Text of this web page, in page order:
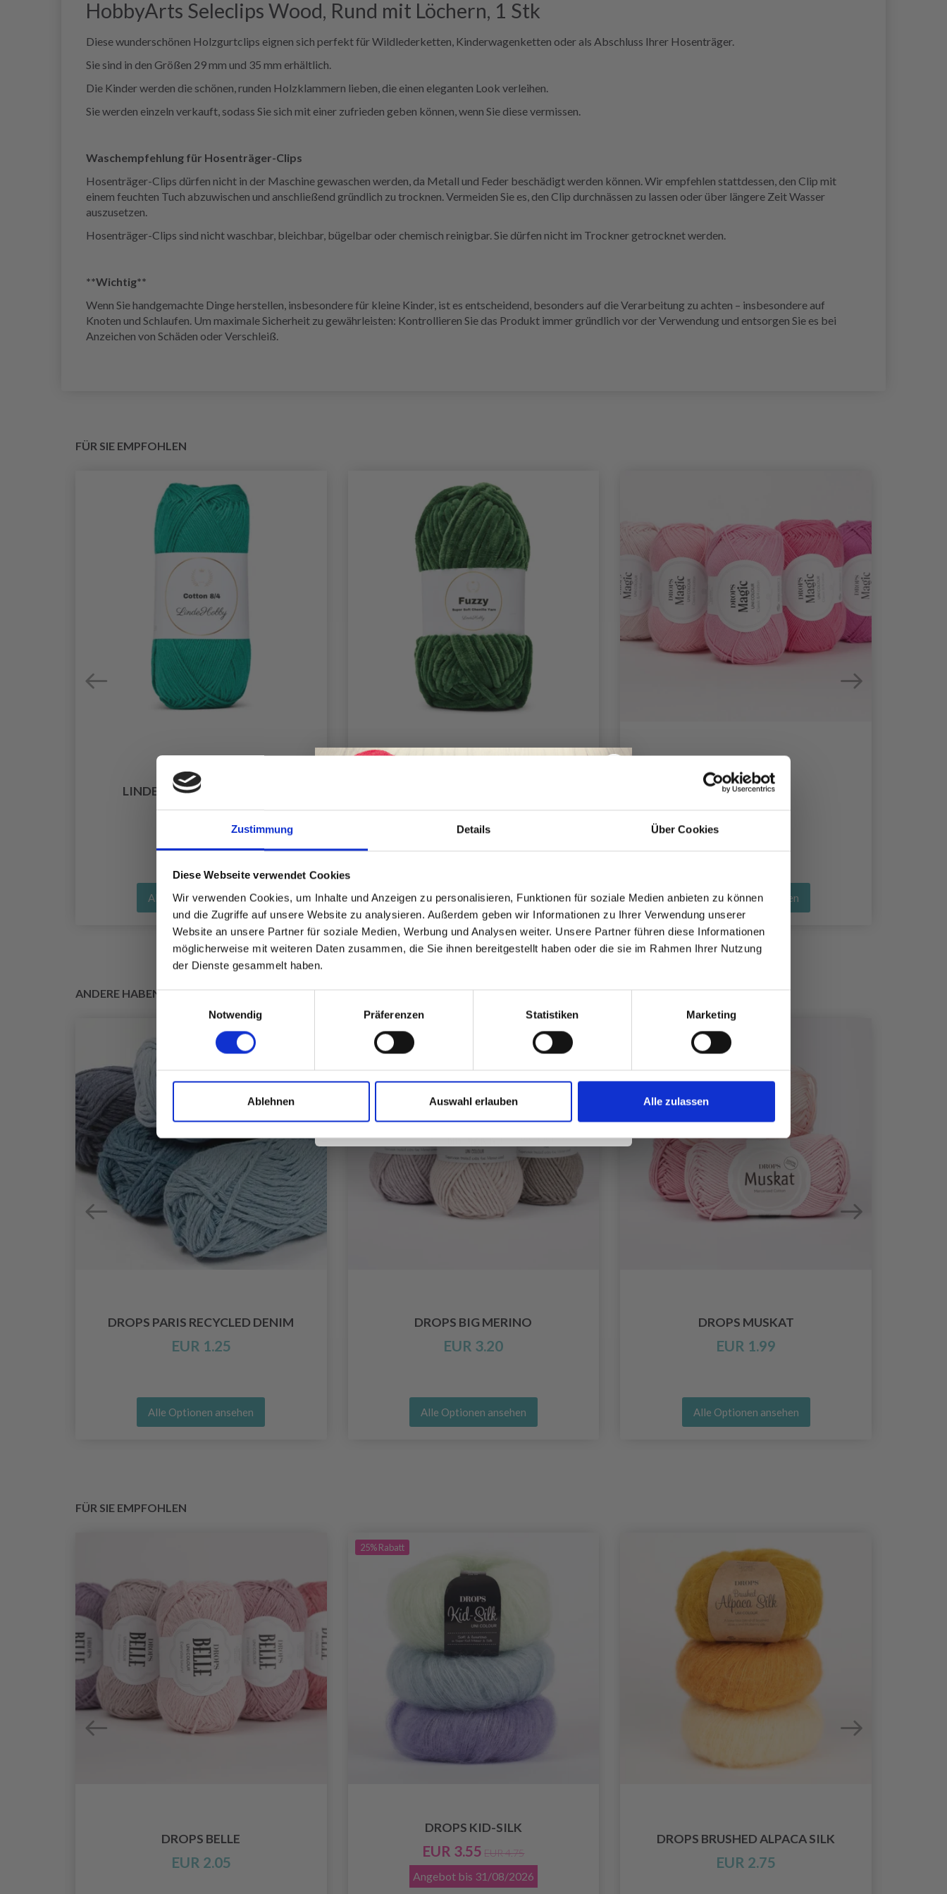
Zustimmung Details Über Cookies
Diese Webseite verwendet Cookies
Wir verwenden Cookies, um Inhalte und Anzeigen zu personalisieren, Funktionen für soziale Medien anbieten zu können
und die Zugriffe auf unsere Website zu analysieren. Außerdem geben wir Informationen zu Ihrer Verwendung unserer
Website an unsere Partner für soziale Medien, Werbung und Analysen weiter. Unsere Partner führen diese Informationen
möglicherweise mit weiteren Daten zusammen, die Sie ihnen bereitgestellt haben oder die sie im Rahmen Ihrer Nutzung
der Dienste gesammelt haben.
Einwilligungsauswahl
Notwendig
Präferenzen Statistiken Marketing
Ablehnen Auswahl erlauben Alle zulassen
HobbyArts Seleclips Wood, Rund mit Löchern, 1 Stk
Diese wunderschönen Holzgurtclips eignen sich perfekt für Wildlederketten, Kinderwagenketten oder als Abschluss Ihrer Hosenträger.
Sie sind in den Größen 29 mm und 35 mm erhältlich.
Die Kinder werden die schönen, runden Holzklammern lieben, die einen eleganten Look verleihen.
Sie werden einzeln verkauft, sodass Sie sich mit einer zufrieden geben können, wenn Sie diese vermissen.
Waschempfehlung für Hosenträger-Clips
Hosenträger-Clips dürfen nicht in der Maschine gewaschen werden, da Metall und Feder beschädigt werden können. Wir empfehlen stattdessen, den Clip mit
einem feuchten Tuch abzuwischen und anschließend gründlich zu trocknen. Vermeiden Sie es, den Clip durchnässen zu lassen oder über längere Zeit Wasser
auszusetzen.
Hosenträger-Clips sind nicht waschbar, bleichbar, bügelbar oder chemisch reinigbar. Sie dürfen nicht im Trockner getrocknet werden.
**Wichtig**
Wenn Sie handgemachte Dinge herstellen, insbesondere für kleine Kinder, ist es entscheidend, besonders auf die Verarbeitung zu achten – insbesondere auf
Knoten und Schlaufen. Um maximale Sicherheit zu gewährleisten: Kontrollieren Sie das Produkt immer gründlich vor der Verwendung und entsorgen Sie es bei
Anzeichen von Schäden oder Verschleiß.
FÜR SIE EMPFOHLEN
LINDEHOBBY COTTON 8/4
EUR 2.60
Alle Optionen ansehen
EUR 6.40
Alle Optionen ansehen
DROPS MAGIC
EUR 1.20
Alle Optionen ansehen
ANDERE HABEN SICH AUCH ANGESEHEN
DROPS PARIS RECYCLED DENIM
EUR 1.25
Alle Optionen ansehen
DROPS BIG MERINO
EUR 3.20
Alle Optionen ansehen
DROPS MUSKAT
EUR 1.99
Alle Optionen ansehen
FÜR SIE EMPFOHLEN
DROPS BELLE
EUR 2.05
25%Rabatt
DROPS KID-SILK
EUR 3.55 EUR 4.75
Angebot bis 31/08/2026
DROPS BRUSHED ALPACA SILK
EUR 2.75
Werde ein Teil unserer Garn-Community
und erhalte exklusiven Zugang zu
inspirierenden Strickmustern und
Nein, danke